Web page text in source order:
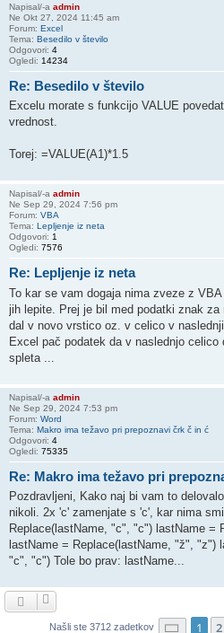
Napisal/-a admin
Ne Okt 27, 2024 11:45 am
Forum: Excel
Tema: Besedilo v število
Odgovori: 4
Ogledi: 14234
Re: Besedilo v število
Excelu morate s funkcijo VALUE
vrednost.
Torej: =VALUE(A1)*1.5
Napisal/-a admin
Ne Sep 29, 2024 7:56 pm
Forum: VBA
Tema: Lepljenje iz neta
Odgovori: 1
Ogledi: 7576
Re: Lepljenje iz neta
To kar se vam dogaja nima zveze z
jih lepite. Prej je bil med podatki znak
dal v novo vrstico oz. v celico v
Excel pač podatek da v naslednjo celico
spleta ...
Napisal/-a admin
Ne Sep 29, 2024 7:53 pm
Forum: Word
Tema: Makro ima težavo pri prepoznavi črk č in ć
Odgovori: 4
Ogledi: 75335
Re: Makro ima težavo pri
Pozdravljeni, Kako naj bi vam to
nikoli. 2x 'c' zamenjate s 'c', kar nima
Replace(lastName, "c", "c") lastName =
lastName = Replace(lastName, "ž", "z")
"c", "c") Tole bo prav: lastName...
Našli ste 3712 zadetkov Stran 1
1 2